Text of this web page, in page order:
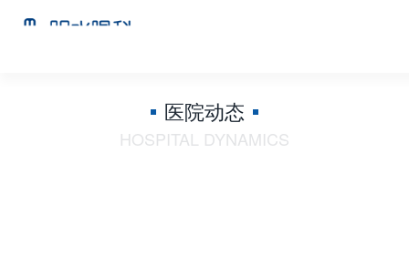
医院动态
HOSPITAL DYNAMICS